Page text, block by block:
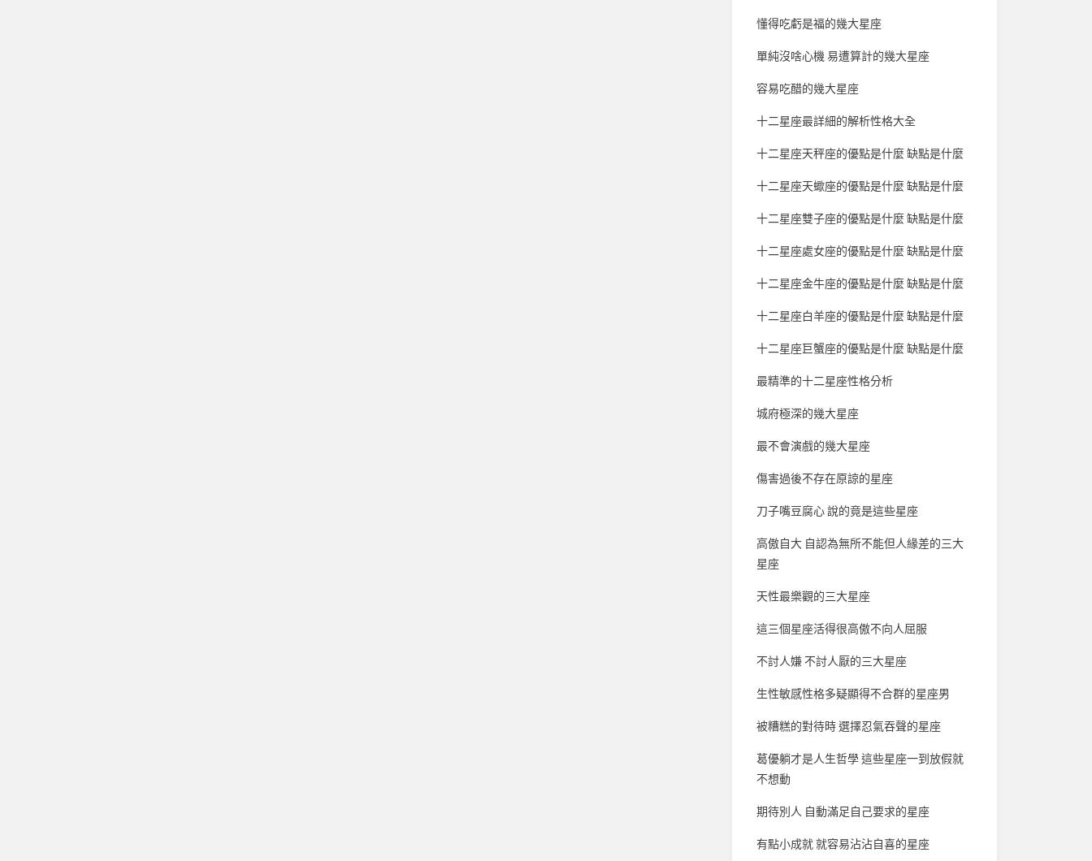
懂得吃虧是福的幾大星座
單純沒啥心機 易遭算計的幾大星座
容易吃醋的幾大星座
十二星座最詳細的解析性格大全
十二星座天秤座的優點是什麼 缺點是什麼
十二星座天蠍座的優點是什麼 缺點是什麼
十二星座雙子座的優點是什麼 缺點是什麼
十二星座處女座的優點是什麼 缺點是什麼
十二星座金牛座的優點是什麼 缺點是什麼
十二星座白羊座的優點是什麼 缺點是什麼
十二星座巨蟹座的優點是什麼 缺點是什麼
最精準的十二星座性格分析
城府極深的幾大星座
最不會演戲的幾大星座
傷害過後不存在原諒的星座
刀子嘴豆腐心 說的竟是這些星座
高傲自大 自認為無所不能但人緣差的三大
星座
天性最樂觀的三大星座
這三個星座活得很高傲不向人屈服
不討人嫌 不討人厭的三大星座
生性敏感性格多疑顯得不合群的星座男
被糟糕的對待時 選擇忍氣吞聲的星座
葛優躺才是人生哲學 這些星座一到放假就
不想動
期待別人 自動滿足自己要求的星座
有點小成就 就容易沾沾自喜的星座